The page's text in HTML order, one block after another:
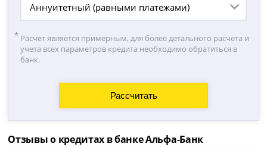
Аннуитетный (равными платежами)
Расчет является примерным, для более детального расчета и
учета всех параметров кредита необходимо обратиться в
банк.
Отзывы о кредитах в банке Альфа-Банк